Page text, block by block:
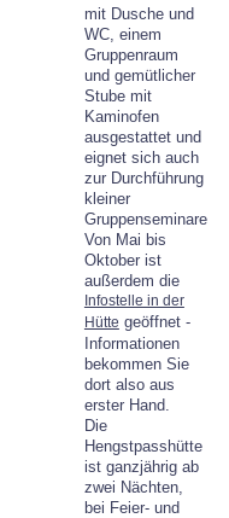
mit Dusche und
WC, einem
Gruppenraum
und gemütlicher
Stube mit
Kaminofen
ausgestattet und
eignet sich auch
zur Durchführung
kleiner
Gruppenseminare.
Von Mai bis
Oktober ist
außerdem die
Infostelle in der
Hütte geöffnet -
Informationen
bekommen Sie
dort also aus
erster Hand.
Die
Hengstpasshütte
ist ganzjährig ab
zwei Nächten,
bei Feier- und